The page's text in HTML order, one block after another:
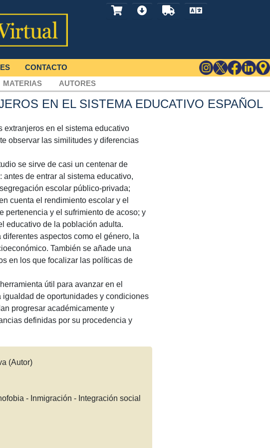
CONTACTO
MATERIAS AUTORES
EN EL SISTEMA EDUCATIVO ESPAÑOL
extranjeros en el sistema educativo
observar las similitudes y diferencias
se sirve de casi un centenar de
de entrar al sistema educativo,
escolar público-privada;
cuenta el rendimiento escolar y el
pertenencia y el sufrimiento de acoso; y
educativo de la población adulta.
aspectos como el género, la
También se añade una
en los que focalizar las políticas de
útil para avanzar en el
de oportunidades y condiciones
progresar académicamente y
definidas por su procedencia y
(Autor)
- Inmigración - Integración social